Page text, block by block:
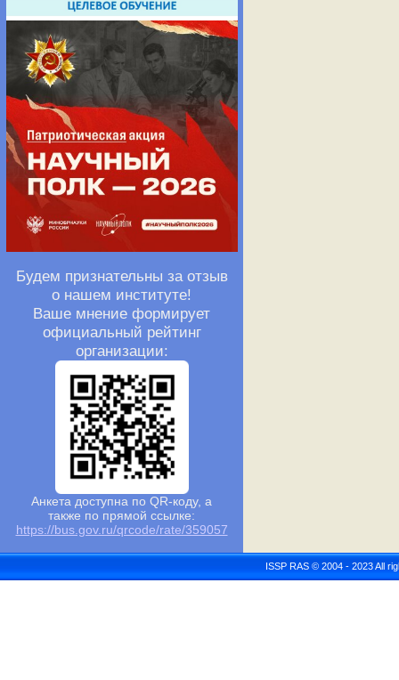
Будем признательны за отзыв
о нашем институте!
Ваше мнение формирует
официальный рейтинг
организации:
Анкета доступна по QR-коду, а
также по прямой ссылке:
https://bus.gov.ru/qrcode/rate/359057
ISSP RAS © 2004 - 2023 All